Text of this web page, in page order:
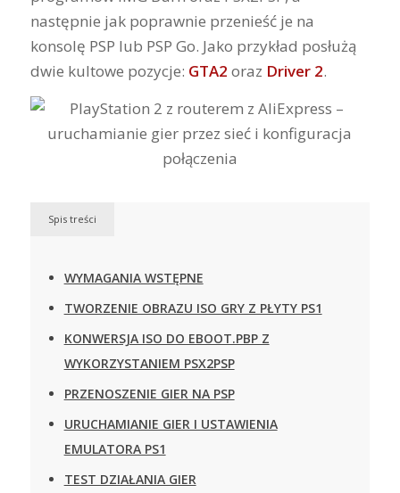
następnie jak poprawnie przenieść je na
konsolę PSP lub PSP Go. Jako przykład posłużą
dwie kultowe pozycje: GTA2 oraz Driver 2.
Spis treści
WYMAGANIA WSTĘPNE
TWORZENIE OBRAZU ISO GRY Z PŁYTY PS1
KONWERSJA ISO DO EBOOT.PBP Z
WYKORZYSTANIEM PSX2PSP
PRZENOSZENIE GIER NA PSP
URUCHAMIANIE GIER I USTAWIENIA
EMULATORA PS1
TEST DZIAŁANIA GIER